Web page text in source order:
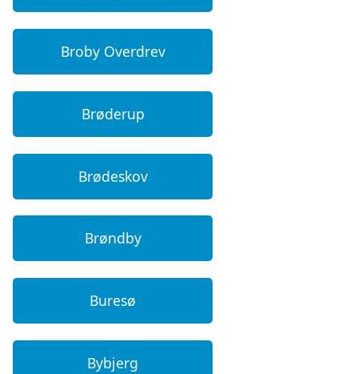
Broby Overdrev
Brøderup
Brødeskov
Brøndby
Buresø
Bybjerg